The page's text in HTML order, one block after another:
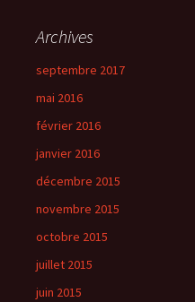
Archives
septembre 2017
mai 2016
février 2016
janvier 2016
décembre 2015
novembre 2015
octobre 2015
juillet 2015
juin 2015